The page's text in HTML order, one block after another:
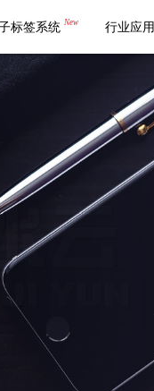
标签系统 New 行业应用